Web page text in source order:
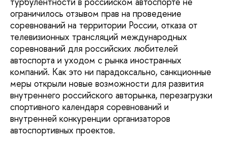
ограничилось отзывом прав на проведение
соревнований на территории России, отказа от
телевизионных трансляций международных
соревнований для российских любителей
автоспорта и уходом с рынка иностранных
компаний. Как это ни парадоксально, санкционные
меры открыли новые возможности для развития
внутреннего российского авторынка, перезагрузки
спортивного календаря соревнований и
внутренней конкуренции организаторов
автоспортивных проектов.